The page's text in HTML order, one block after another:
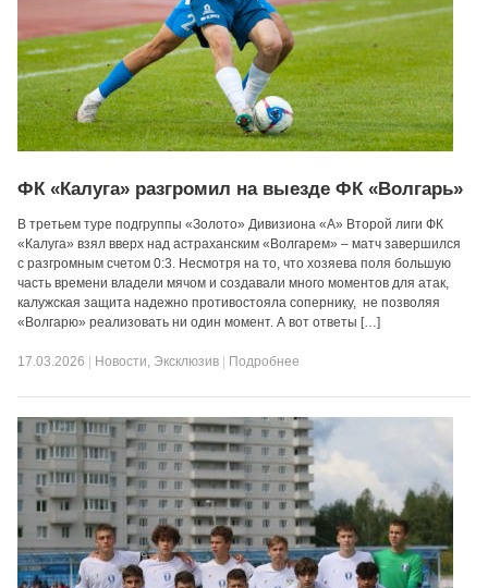
ФК «Калуга» разгромил на выезде ФК «Волгарь»
В третьем туре подгруппы «Золото» Дивизиона «А» Второй лиги ФК
«Калуга» взял вверх над астраханским «Волгарем» – матч завершился
с разгромным счетом 0:3. Несмотря на то, что хозяева поля большую
часть времени владели мячом и создавали много моментов для атак,
калужская защита надежно противостояла сопернику, не позволяя
«Волгарю» реализовать ни один момент. А вот ответы […]
17.03.2026 Новости, Эксклюзив Подробнее